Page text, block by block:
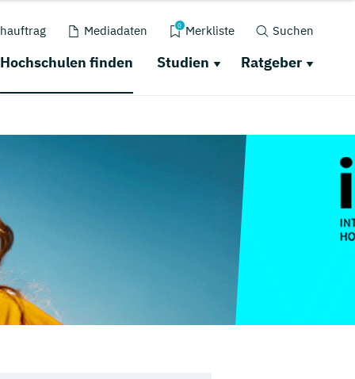
Mediadaten 0 Merkliste Suchen
Hochschulen finden Studien Ratgeber